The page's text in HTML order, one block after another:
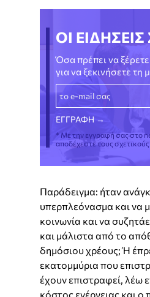
ΟΙ ΕΙΔΗΣΕΙΣ
Όσα πρέπει να ξέρετε
για να ξεκινήσετε τη
* Με την εγγραφή σας στο
αποδέχεστε τους
Παράδειγμα: ήταν
υπερπλεόνασμα και να
κοινωνία και να
και μάλιστα από το
δημόσιου χρέους; Ή
εκατομμύρια που
έχουν επιστραφεί, λέω
κόστος ενέργειας και ο